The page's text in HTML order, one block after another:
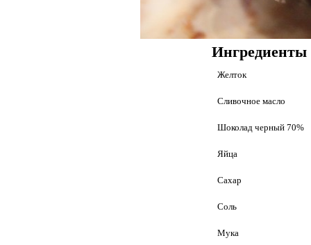
Ингредиенты
Желток
Сливочное масло
Шоколад черный 70%
Яйца
Сахар
Соль
Мука